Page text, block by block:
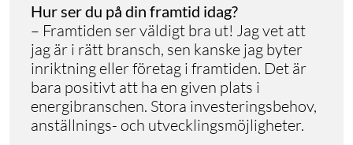
Hur ser du på din framtid idag?
– Framtiden ser väldigt bra ut! Jag vet att
jag är i rätt bransch, sen kanske jag byter
inriktning eller företag i framtiden. Det är
bara positivt att ha en given plats i
energibranschen. Stora investeringsbehov,
anställnings- och utvecklingsmöjligheter.